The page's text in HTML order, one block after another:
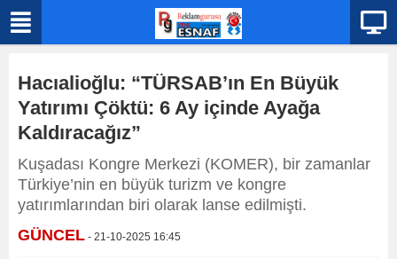
Hacıalioğlu: “TÜRSAB’ın En Büyük
Yatırımı Çöktü: 6 Ay içinde Ayağa
Kaldıracağız”
Kuşadası Kongre Merkezi (KOMER), bir zamanlar
Türkiye’nin en büyük turizm ve kongre
yatırımlarından biri olarak lanse edilmişti.
GÜNCEL - 21-10-2025 16:45